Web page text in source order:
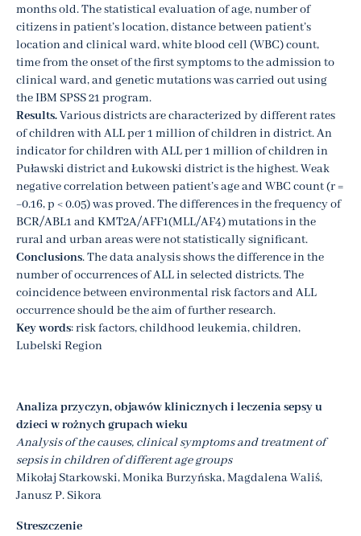
months old. The statistical evaluation of age, number of
citizens in patient’s location, distance between patient’s
location and clinical ward, white blood cell (WBC) count,
time from the onset of the first symptoms to the admission to
clinical ward, and genetic mutations was carried out using
the IBM SPSS 21 program.
Results.Various districts are characterized by different rates
of children with ALL per 1 million of children in district. An
indicator for children with ALL per 1 million of children in
Puławski district and Łukowski district is the highest. Weak
negative correlation between patient’s age and WBC count (r =
−0.16, p < 0.05) was proved. The differences in the frequency of
BCR/ABL1 and KMT2A/AFF1(MLL/AF4) mutations in the
rural and urban areas were not statistically significant.
Conclusions. The data analysis shows the difference in the
number of occurrences of ALL in selected districts. The
coincidence between environmental risk factors and ALL
occurrence should be the aim of further research.
Key words: risk factors, childhood leukemia, children,
Lubelski Region
Analiza przyczyn, objawów klinicznych i leczenia sepsy u
dzieci w rożnych grupach wieku
Analysis of the causes, clinical symptoms and treatment of
sepsis in children of different age groups
Mikołaj Starkowski, Monika Burzyńska, Magdalena Waliś,
Janusz P. Sikora
Streszczenie